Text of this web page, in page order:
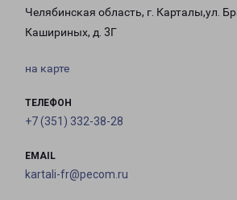
Челябинская область, г. Карталы,ул.
Кашириных, д. 3Г
на карте
ТЕЛЕФОН
+7 (351) 332-38-28
EMAIL
kartali-fr@pecom.ru